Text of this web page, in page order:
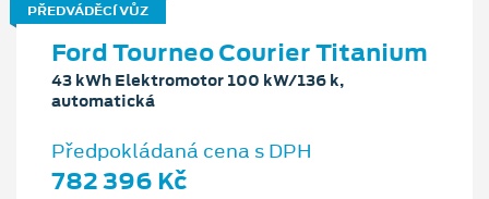
PŘEDVÁDĚCÍ VŮZ
Ford Tourneo Courier Titanium
43 kWh Elektromotor 100 kW/136 k,
automatická
Předpokládaná cena s DPH
782 396 Kč